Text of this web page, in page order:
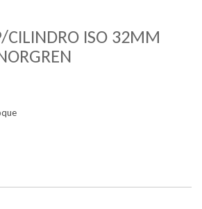
CILINDRO ISO 32MM